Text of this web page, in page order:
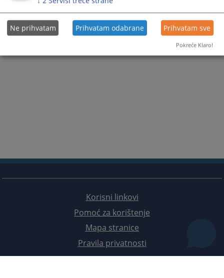
Korisni linkovi
Pomoć za korištenje
Mapa stranice
Pravila privatnosti
Ne prihvatam Prihvatam odabrane Prihvatam sve
Pokreće Klaro!